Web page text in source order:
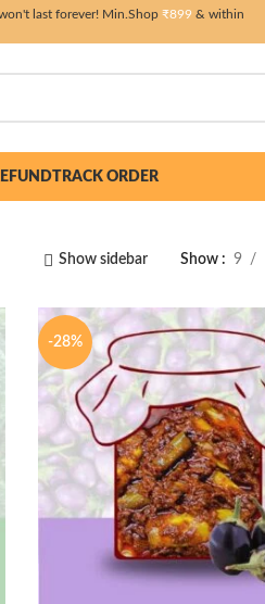
last forever! Min.Shop ₹899 & within
TRACK ORDER
Show sidebar Show 9
-28%